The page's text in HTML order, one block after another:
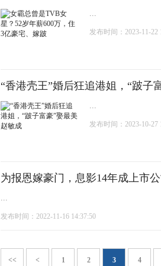
...
发布时间：2023-11-22
“香港壳王”婚后狂追港姐，“跛子
...
发布时间：2023-10-27
为报恩嫁豪门，息影14年成上市
...
发布时间：2022-11-16 14:37:50
<< < 1 2 3 4